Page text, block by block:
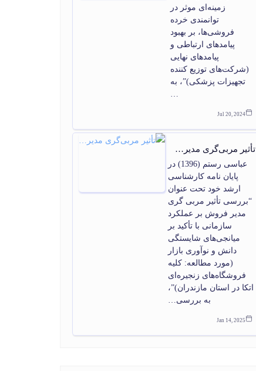
زمینه‏‌ای موثر در
توانمندی خرده
فروشی‌‏ها، بر بهبود
پیامدهای ارتباطی و
پیامدهای نهایی
(شرکت‌‏های توزیع کننده
تجهیزات پزشکی)”، به
…
Jul 20, 2024
تأثیر مربی‌گری مدیر…
عباسی رستم (1396) در
پایان‏ نامه کارشناسی
ارشد خود تحت عنوان
“بررسی تأثیر مربی گری
مدیر فروش بر عملکرد
سازمانی با تأکید بر
میانجی‌‏های شایستگی
دانش و نوآوری بازار
(مورد مطالعه: کلیه
فروشگاه‌‏های زنجیره‏‌ای
اتکا در استان مازندران)”،
به بررسی…
Jan 14, 2025